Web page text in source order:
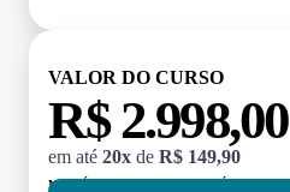
VALOR DO CURSO
R$ 2.998,00
em até 20x de R$ 149,90
MATRÍCULA: